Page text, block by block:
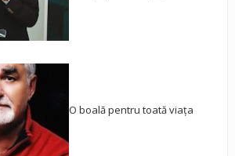
O boală pentru toată viața